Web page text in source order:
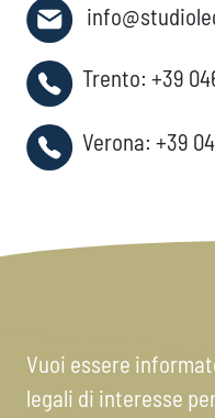
Trento: +39
Verona: +39
Vuoi essere
legali di interesse